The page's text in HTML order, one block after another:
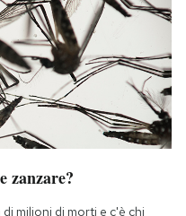
zanzare?
milioni di morti e c'è chi